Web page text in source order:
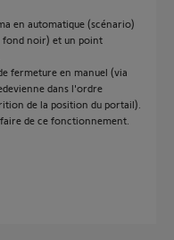
en automatique (scénario)
fond noir) et un point
fermeture en manuel (via
dans l'ordre
de la position du portail).
de ce fonctionnement.